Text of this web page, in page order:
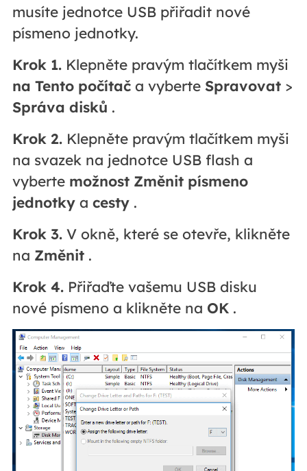
musíte jednotce USB přiřadit nové
písmeno jednotky.
Krok 1.Klepněte pravým tlačítkem myši
na Tento počítača vyberte Spravovat>
Správa disků .
Krok 2.Klepněte pravým tlačítkem myši
na svazek na jednotce USB flash a
vyberte možnost Změnit písmeno
jednotkya cesty.
Krok 3.V okně, které se otevře, klikněte
na Změnit.
Krok 4.Přiřaďte vašemu USB disku
nové písmeno a klikněte na OK.